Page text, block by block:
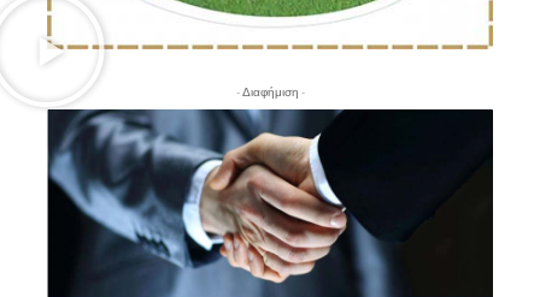
- Διαφήμιση -